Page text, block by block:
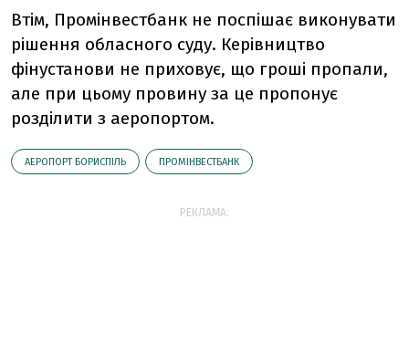
Втім, Промінвестбанк не поспішає виконувати
рішення обласного суду. Керівництво
фінустанови не приховує, що гроші пропали,
але при цьому провину за це пропонує
розділити з аеропортом.
АЕРОПОРТ БОРИСПІЛЬ ПРОМІНВЕСТБАНК
РЕКЛАМА: